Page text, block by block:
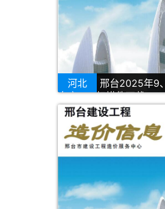
河北
邢台2025年9
息库PDF扫描件下载